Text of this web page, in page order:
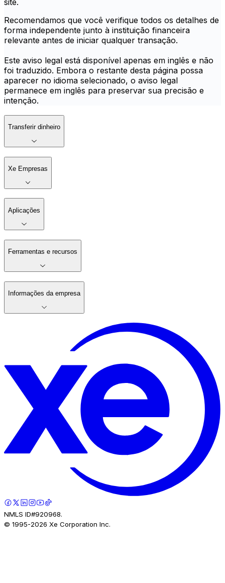
site.
Recomendamos que você verifique todos os detalhes de
forma independente junto à instituição financeira
relevante antes de iniciar qualquer transação.
Este aviso legal está disponível apenas em inglês e não
foi traduzido. Embora o restante desta página possa
aparecer no idioma selecionado, o aviso legal
permanece em inglês para preservar sua precisão e
intenção.
Transferir dinheiro
Xe Empresas
Aplicações
Ferramentas e recursos
Informações da empresa
NMLS ID#920968.
© 1995-2026 Xe Corporation Inc.